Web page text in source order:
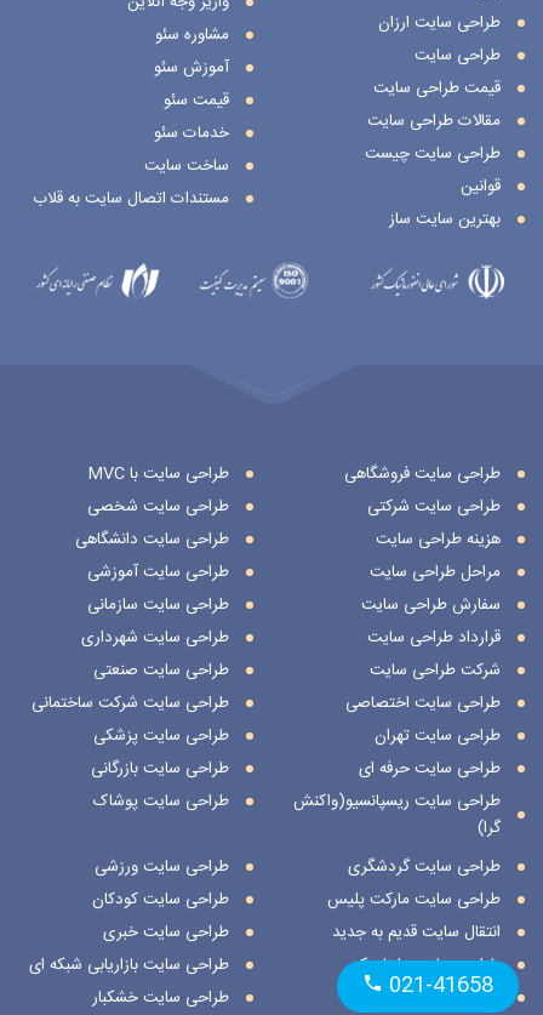
مشاوره سئو
آموزش سئو
قیمت سئو
خدمات سئو
ساخت سایت
مستندات اتصال سایت به قلاب
طراحی سایت ارزان
طراحی سایت
قیمت طراحی سایت
مقالات طراحی سایت
طراحی سایت چیست
قوانین
بهترین سایت ساز
طراحی سایت فروشگاهی
طراحی سایت شرکتی
هزینه طراحی سایت
مراحل طراحی سایت
سفارش طراحی سایت
قرارداد طراحی سایت
شرکت طراحی سایت
طراحی سایت اختصاصی
طراحی سایت تهران
طراحی سایت حرفه ای
طراحی سایت ریسپانسیو(واکنش
گرا)
طراحی سایت با MVC
طراحی سایت شخصی
طراحی سایت دانشگاهی
طراحی سایت آموزشی
طراحی سایت سازمانی
طراحی سایت شهرداری
طراحی سایت صنعتی
طراحی سایت شرکت ساختمانی
طراحی سایت پزشکی
طراحی سایت بازرگانی
طراحی سایت پوشاک
طراحی سایت گردشگری
طراحی سایت مارکت پلیس
انتقال سایت قدیم به جدید
طراحی سایت داینامیک
طراحی سایت استاتیک
طراحی سایت ورزشی
طراحی سایت کودکان
طراحی سایت خبری
طراحی سایت بازاریابی شبکه ای
طراحی سایت خشکبار
021-41658